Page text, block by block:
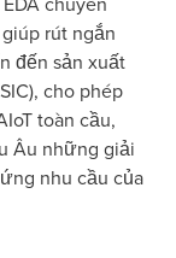
rút ngắn
đến sản xuất
cho phép
toàn cầu,
Âu những giải
nhu cầu của